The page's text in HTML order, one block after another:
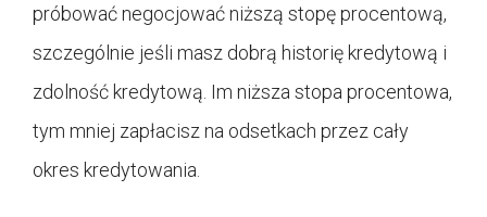
próbować negocjować niższą stopę procentową,
szczególnie jeśli masz dobrą historię kredytową i
zdolność kredytową. Im niższa stopa procentowa,
tym mniej zapłacisz na odsetkach przez cały
okres kredytowania.